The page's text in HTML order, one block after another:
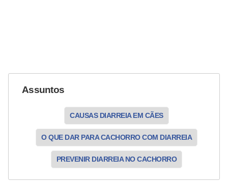
Assuntos
CAUSAS DIARREIA EM CÃES
O QUE DAR PARA CACHORRO COM DIARREIA
PREVENIR DIARREIA NO CACHORRO